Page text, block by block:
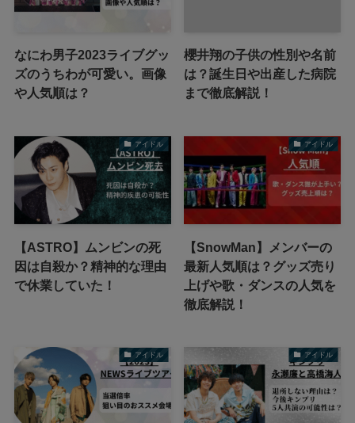
なにわ男子2023ライブグッ
ズのうちわが可愛い。画像
や人気順は？
櫻井翔の子供の性別や名前
は？誕生日や出産した病院
まで徹底解説！
アイドル
【ASTRO】ムンビンの死
因は自殺か？精神的な理由
で休業していた！
アイドル
【SnowMan】メンバーの
最新人気順は？グッズ売り
上げや歌・ダンスの人気を
徹底解説！
アイドル アイドル